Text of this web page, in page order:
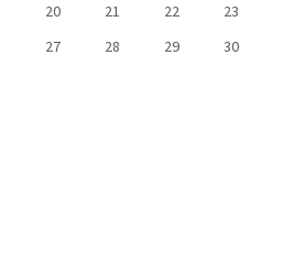
20 21 22
23
27 28 29
30